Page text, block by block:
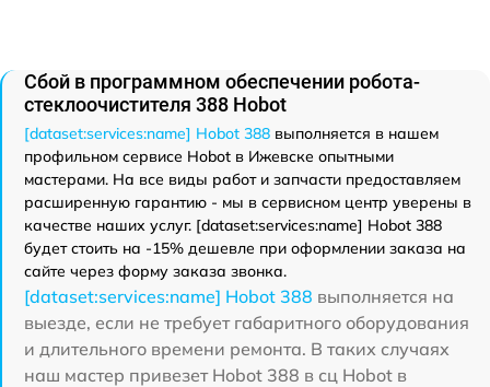
Сбой в программном обеспечении робота-
стеклоочистителя 388 Hobot
[dataset:services:name] Hobot 388 выполняется в нашем
профильном сервисе Hobot в Ижевске опытными
мастерами. На все виды работ и запчасти предоставляем
расширенную гарантию - мы в сервисном центр уверены в
качестве наших услуг. [dataset:services:name] Hobot 388
будет стоить на -15% дешевле при оформлении заказа на
сайте через форму заказа звонка.
[dataset:services:name] Hobot 388 выполняется на
выезде, если не требует габаритного оборудования
и длительного времени ремонта. В таких случаях
наш мастер привезет Hobot 388 в сц Hobot в